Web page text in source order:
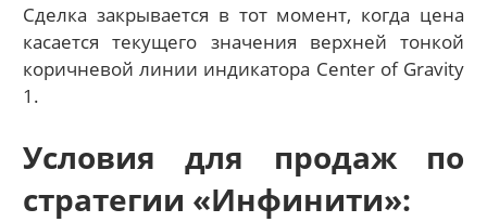
Сделка закрывается в тот момент, когда цена
касается текущего значения верхней тонкой
коричневой линии индикатора Center of Gravity
1.
Условия для продаж по
стратегии «Инфинити»: